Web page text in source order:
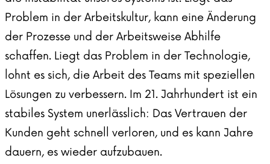
Problem in der Arbeitskultur, kann eine Änderung
der Prozesse und der Arbeitsweise Abhilfe
schaffen. Liegt das Problem in der Technologie,
lohnt es sich, die Arbeit des Teams mit speziellen
Lösungen zu verbessern. Im 21. Jahrhundert ist ein
stabiles System unerlässlich: Das Vertrauen der
Kunden geht schnell verloren, und es kann Jahre
dauern, es wieder aufzubauen.